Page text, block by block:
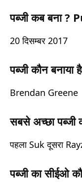
पब्जी कब बना
20 दिसम्बर 2017
पब्जी कौन
Brendan Greene
सबसे अच्छा पब्जी
पहला Suk दूसरा
पब्जी का सीईओ